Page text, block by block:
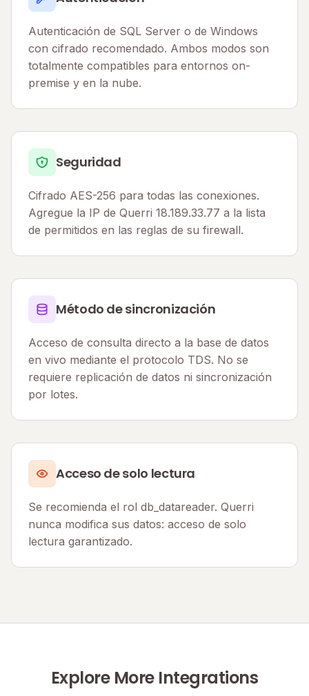
Autenticación de SQL Server o de Windows
con cifrado recomendado. Ambos modos son
totalmente compatibles para entornos on-
premise y en la nube.
Seguridad
Cifrado AES-256 para todas las conexiones.
Agregue la IP de Querri 18.189.33.77 a la lista
de permitidos en las reglas de su firewall.
Método de sincronización
Acceso de consulta directo a la base de datos
en vivo mediante el protocolo TDS. No se
requiere replicación de datos ni sincronización
por lotes.
Acceso de solo lectura
Se recomienda el rol db_datareader. Querri
nunca modifica sus datos: acceso de solo
lectura garantizado.
Explore More Integrations